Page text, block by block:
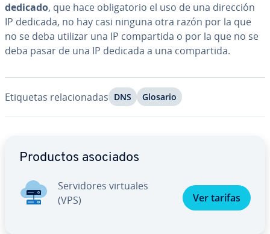
dedicado, que hace obli­ga­to­rio el uso de una dirección
IP dedicada, no hay casi ninguna otra razón por la que
no se deba utilizar una IP co­m­pa­r­ti­da o por la que no se
deba pasar de una IP dedicada a una co­m­pa­r­ti­da.
Etiquetas re­la­cio­na­das DNS Glosario
Productos asociados
Se­r­vi­do­res virtuales
(VPS)
Ver tarifas